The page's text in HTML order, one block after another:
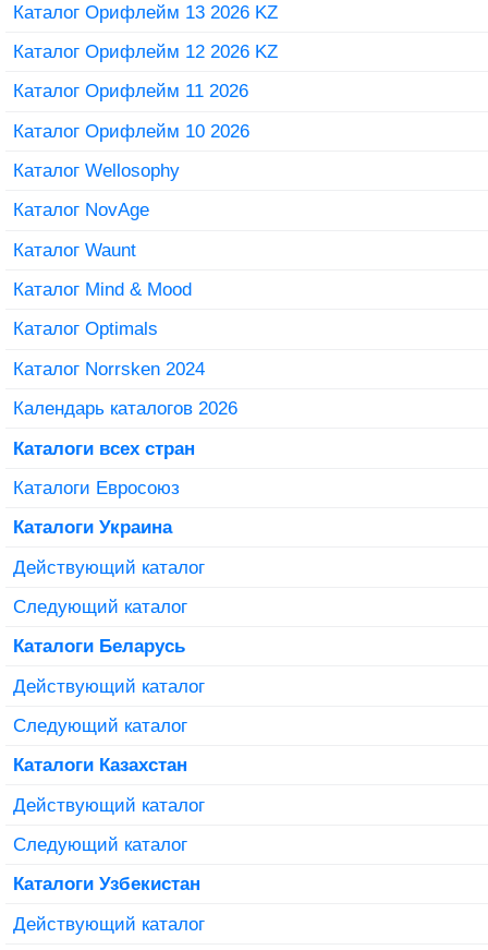
Каталог Орифлейм 13 2026 KZ
Каталог Орифлейм 12 2026 KZ
Каталог Орифлейм 11 2026
Каталог Орифлейм 10 2026
Каталог Wellosophy
Каталог NovAge
Каталог Waunt
Каталог Mind & Mood
Каталог Optimals
Каталог Norrsken 2024
Календарь каталогов 2026
Каталоги всех стран
Каталоги Евросоюз
Каталоги Украина
Действующий каталог
Следующий каталог
Каталоги Беларусь
Действующий каталог
Следующий каталог
Каталоги Казахстан
Действующий каталог
Следующий каталог
Каталоги Узбекистан
Действующий каталог